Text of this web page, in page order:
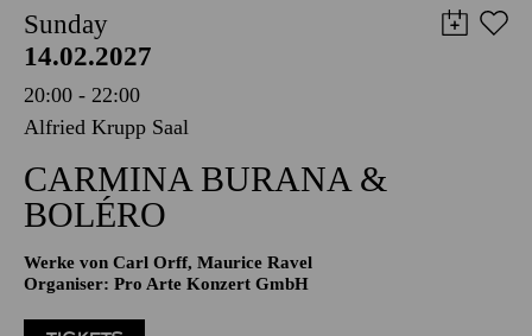
Sunday
14.02.2027
20:00 - 22:00
Alfried Krupp Saal
CARMINA BURANA &
BOLÉRO
Werke von Carl Orff, Maurice Ravel
Organiser: Pro Arte Konzert GmbH